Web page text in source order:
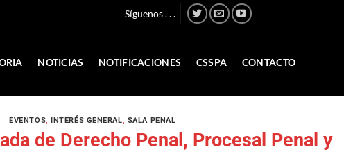
Síguenos . . .
NOTICIAS NOTIFICACIONES CSSPA CONTACTO
EVENTOS,INTERÉS GENERAL, SALA PENAL
de Derecho Penal, Procesal Penal y